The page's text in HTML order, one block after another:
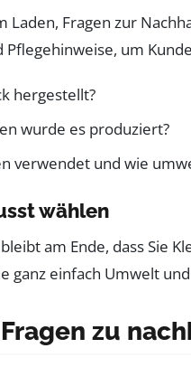
Laden, Fragen zur
um
hergestellt?
wurde es produziert?
verwendet und wie
wählen
am Ende, dass Sie
ganz einfach Umwelt
zu